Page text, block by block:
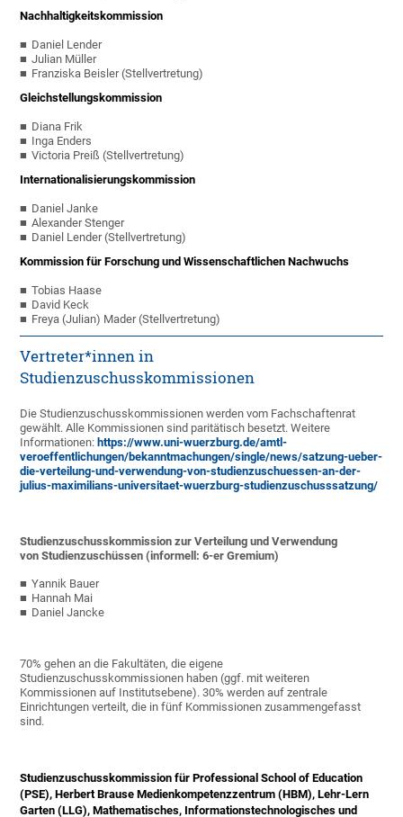
Nachhaltigkeitskommission
Daniel Lender
Julian Müller
Franziska Beisler (Stellvertretung)
Gleichstellungskommission
Diana Frik
Inga Enders
Victoria Preiß (Stellvertretung)
Internationalisierungskommission
Daniel Janke
Alexander Stenger
Daniel Lender (Stellvertretung)
Kommission für Forschung und Wissenschaftlichen Nachwuchs
Tobias Haase
David Keck
Freya (Julian) Mader (Stellvertretung)
Vertreter*innen in
Studienzuschusskommissionen
Die Studienzuschusskommissionen werden vom Fachschaftenrat
gewählt. Alle Kommissionen sind paritätisch besetzt. Weitere
Informationen: https://www.uni-wuerzburg.de/amtl-
veroeffentlichungen/bekanntmachungen/single/news/satzung-ueber-
die-verteilung-und-verwendung-von-studienzuschuessen-an-der-
julius-maximilians-universitaet-wuerzburg-studienzuschusssatzung/
Studienzuschusskommission zur Verteilung und Verwendung
von Studienzuschüssen (informell: 6-er Gremium)
Yannik Bauer
Hannah Mai
Daniel Jancke
70% gehen an die Fakultäten, die eigene
Studienzuschusskommissionen haben (ggf. mit weiteren
Kommissionen auf Institutsebene). 30% werden auf zentrale
Einrichtungen verteilt, die in fünf Kommissionen zusammengefasst
sind.
Studienzuschusskommission für Professional School of Education
(PSE), Herbert Brause Medienkompetenzzentrum (HBM), Lehr-Lern
Garten (LLG), Mathematisches, Informationstechnologisches und